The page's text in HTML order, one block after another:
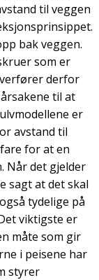
til veggen
bak veggen.
som er
derfor
til at
er
avstand til
for at en
Når det gjelder
sagt at det skal
tydelige på
viktigste er
måte som gir
i peisene har
styrer